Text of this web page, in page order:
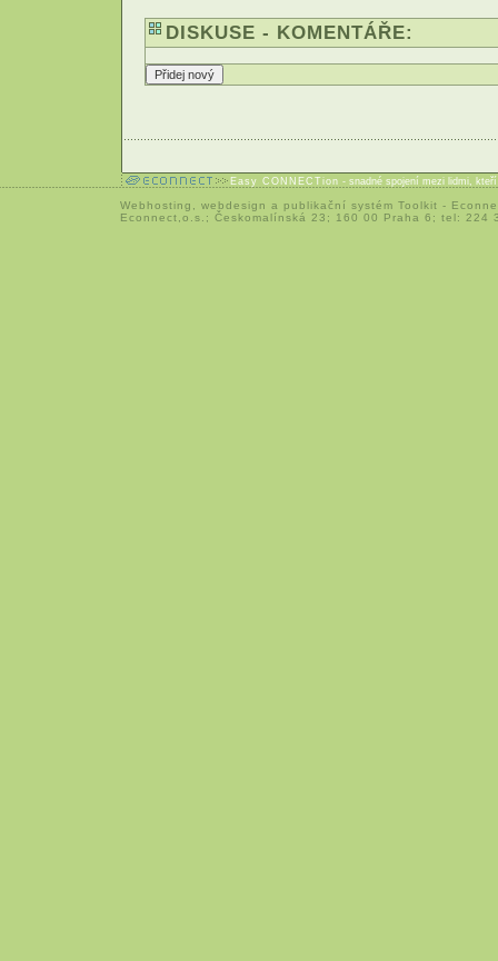
DISKUSE - KOMENTÁŘE:
Easy CONNECTion - snadné spojení mezi lidmi,
Webhosting webdesign a publikační systém Toolkit -
Econnect,o.s.; Českomalínská 23; 160 00 Praha 6; tel: 224